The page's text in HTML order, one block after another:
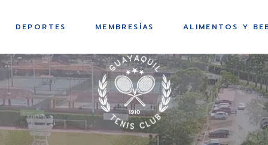
DEPORTES
TORNEOS INTERNOS
OLIMPIADAS GTC 2025
RANKING DE TENIS
GTC PRO SHOP
ESCUELAS
MEMBRESÍAS
PROMOCIONES
CATEGORÍA DE
SOCIOS
ACTUALIZACIÓN DE
DATOS
ALIMENTOS Y
EVENTOS GTC
PROMOCIONES GTC
PRESENTACIONES
MUSICALES
RESTAURANTES
RANKING DE TENIS
GTC PRO SHOP
ESCUELAS
DEPORTIVAS
HORARIOS GIMNASIO
– CLASES DIRIGIDAS
PROMOCIONES
ACTUALIZACIÓN DE
DATOS
PRESENTACIONES
MUSICALES
RESTAURANTES
SERVICIO DE SALAS
SERVICIOS DE
CATERING